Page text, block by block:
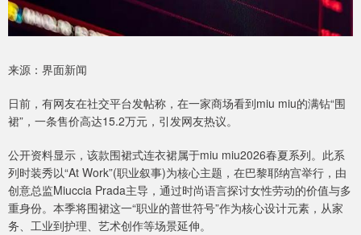
来源：界面新闻
日前，有网友在社交平台发帖称，在一家商场看到miu miu的满钻“围
裙”，一条售价高达15.2万元，引发网友热议。
公开资料显示，该款围裙式连衣裙属于miu miu2026春夏系列。此系
列时装秀以“At Work”(职业叙事)为核心主题，在巴黎耶纳宫举行，由
创意总监Miuccia Prada主导，通过时尚语言探讨女性劳动的价值与多
重身份。本季将围裙这一“职业的普世符号”作为核心设计元素，从家
务、工业到护理、艺术创作等场景延伸。